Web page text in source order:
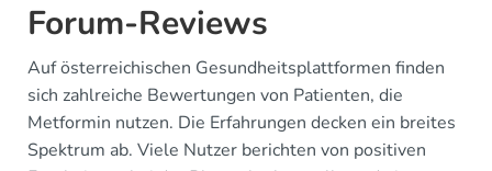
Forum-Reviews
Auf österreichischen Gesundheitsplattformen finden
sich zahlreiche Bewertungen von Patienten, die
Metformin nutzen. Die Erfahrungen decken ein breites
Spektrum ab. Viele Nutzer berichten von positiven